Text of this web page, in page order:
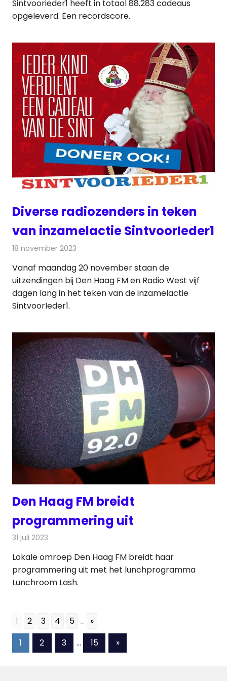
Sintvoorieder1 heeft in totaal 88.283 cadeaus
opgeleverd. Een recordscore.
Diverse radiozenders in teken
van inzamelactie SintvoorIeder1
18 november 2023
Vanaf maandag 20 november staan de
uitzendingen bij Den Haag FM en Radio West vijf
dagen lang in het teken van de inzamelactie
SintvoorIeder1.
Den Haag FM breidt
programmering uit
31 juli 2023
Lokale omroep Den Haag FM breidt haar
programmering uit met het lunchprogramma
Lunchroom Lash.
1 2 3 4 5 ... »
Berichten
1 2 3 … 15
Volgende
berichten
»